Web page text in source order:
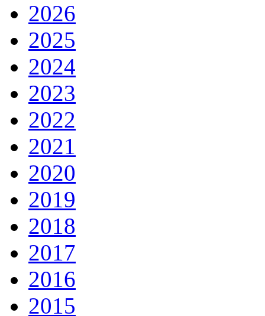
2026
2025
2024
2023
2022
2021
2020
2019
2018
2017
2016
2015